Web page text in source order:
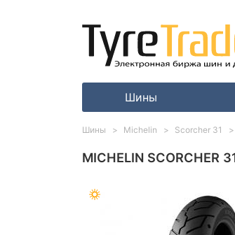
Шины
MICHELIN SCORCHER
Шины Michelin Scorcher 31